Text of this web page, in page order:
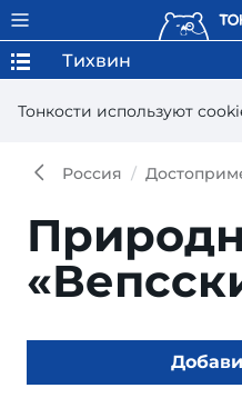
Тонкости используют
Тихвин
Россия